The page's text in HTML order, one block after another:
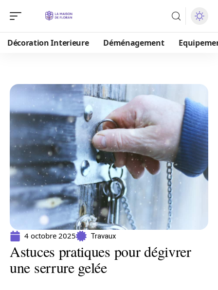
Décoration Interieure Déménagement
4 octobre 2025 Travaux
Astuces pratiques pour dégivrer
une serrure gelée